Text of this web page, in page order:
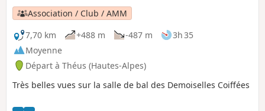
Association / Club / AMM
7,70 km
+488 m -487 m
3h 35
Moyenne
Départ à Théus (Hautes-Alpes)
Très belles vues sur la salle de bal des Demoiselles Coiffées